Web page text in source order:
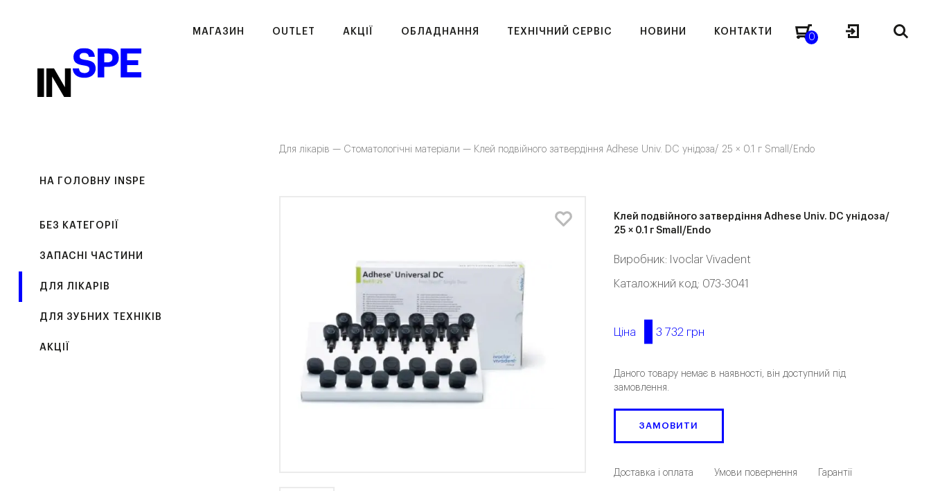
МАГАЗИН OUTLET АКЦІЇ ОБЛАДНАННЯ ТЕХНІЧНИЙ СЕРВІС НОВИНИ КОНТАКТИ
0
НА ГОЛОВНУ INSPE
БЕЗ КАТЕГОРІЇ
ЗАПАСНІ ЧАСТИНИ
ДЛЯ ЛІКАРІВ
ДЛЯ ЗУБНИХ ТЕХНІКІВ
АКЦІЇ
Для лікарів — Стоматологічні матеріали — Клей подвійного затвердіння Adhese Univ. DC унідоза/ 25 × 0.1 г Small/Endo
Клей подвійного затвердіння Adhese Univ. DC унідоза/
25 × 0.1 г Small/Endo
Виробник: Ivoclar Vivadent
Каталожний код: 073-3041
Ціна 3 732 грн
Даного товару немає в наявності, він доступний під
замовлення.
ЗАМОВИТИ
Доставка і оплата Умови повернення Гарантії